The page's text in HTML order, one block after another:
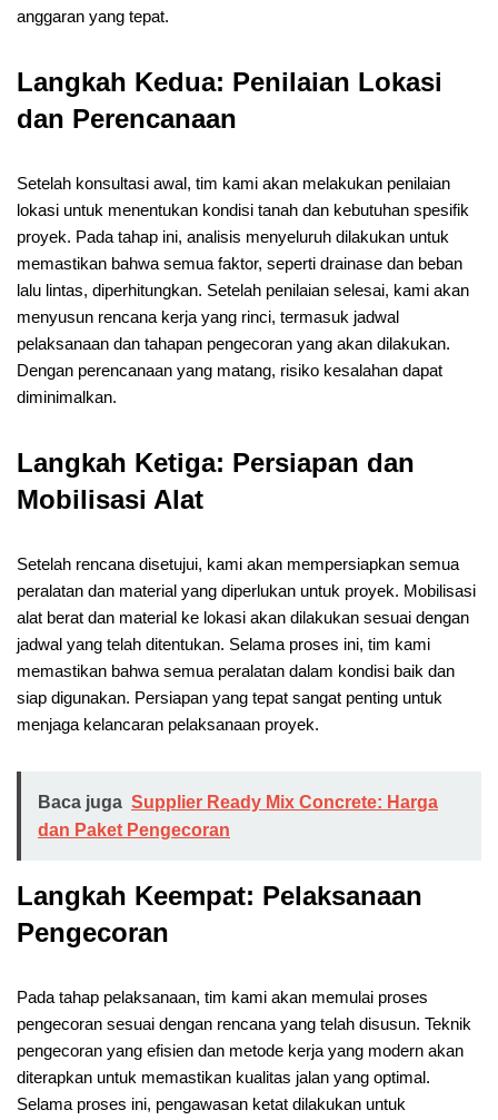
anggaran yang tepat.
Langkah Kedua: Penilaian Lokasi
dan Perencanaan
Setelah konsultasi awal, tim kami akan melakukan penilaian
lokasi untuk menentukan kondisi tanah dan kebutuhan spesifik
proyek. Pada tahap ini, analisis menyeluruh dilakukan untuk
memastikan bahwa semua faktor, seperti drainase dan beban
lalu lintas, diperhitungkan. Setelah penilaian selesai, kami akan
menyusun rencana kerja yang rinci, termasuk jadwal
pelaksanaan dan tahapan pengecoran yang akan dilakukan.
Dengan perencanaan yang matang, risiko kesalahan dapat
diminimalkan.
Langkah Ketiga: Persiapan dan
Mobilisasi Alat
Setelah rencana disetujui, kami akan mempersiapkan semua
peralatan dan material yang diperlukan untuk proyek. Mobilisasi
alat berat dan material ke lokasi akan dilakukan sesuai dengan
jadwal yang telah ditentukan. Selama proses ini, tim kami
memastikan bahwa semua peralatan dalam kondisi baik dan
siap digunakan. Persiapan yang tepat sangat penting untuk
menjaga kelancaran pelaksanaan proyek.
Baca juga Supplier Ready Mix Concrete: Harga
dan Paket Pengecoran
Langkah Keempat: Pelaksanaan
Pengecoran
Pada tahap pelaksanaan, tim kami akan memulai proses
pengecoran sesuai dengan rencana yang telah disusun. Teknik
pengecoran yang efisien dan metode kerja yang modern akan
diterapkan untuk memastikan kualitas jalan yang optimal.
Selama proses ini, pengawasan ketat dilakukan untuk